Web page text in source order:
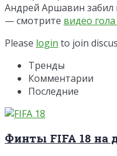
Андрей Аршавин забил
— смотрите видео
Please login to join
Тренды
Комментарии
Последние
Финты FIFA 18 на